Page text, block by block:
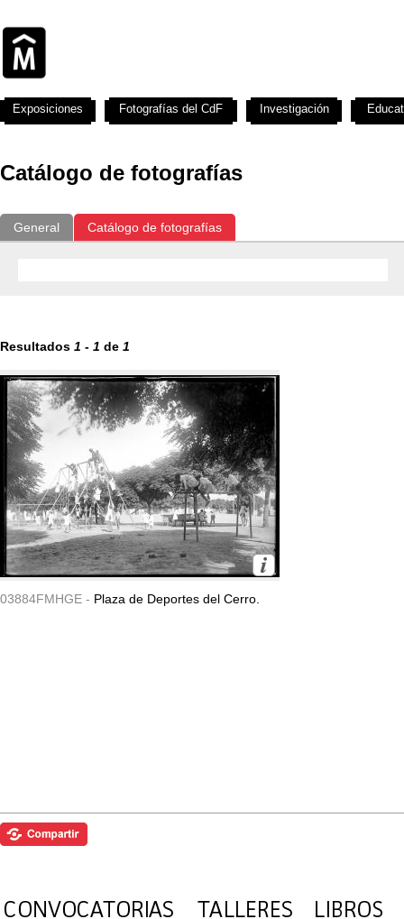
Catálogo de fotografías
General Catálogo de fotografías
Resultados 1 - 1 de 1
03884FMHGE - Plaza de Deportes del Cerro.
Exposiciones Fotografías del CdF Investigación